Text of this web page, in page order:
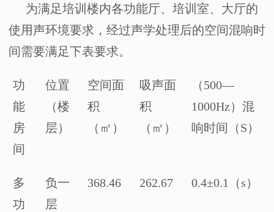
为满足培训楼内各功能厅、培训室、大厅的
使用声环境要求，经过声学处理后的空间混响时
间需要满足下表要求。
功
能
房
间
位置
（楼
层）
空间面
积
（㎡）
吸声面
积
（㎡）
（500—
1000Hz）混
响时间（S）
多
功
负一
层
368.46 262.67 0.4±0.1 （s）